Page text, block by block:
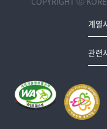
계열
관련